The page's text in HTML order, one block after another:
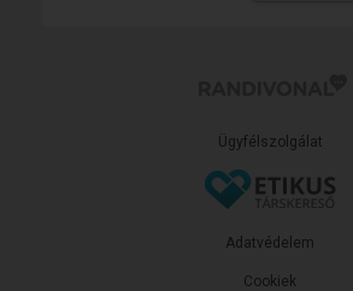
Ügyfélszolgálat
Adatvédelem
Cookiek